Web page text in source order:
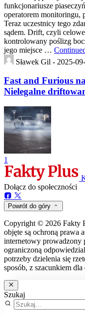
funkcjonariusze
operatorem monitoringu,
Teraz uczestnicy tego
sądem. Drift, czyli
kontrolowany poślizg
jego miejsce …
Sławek Gil - 2025-
Fast and Furious
Nielegalne
1
Dołącz do społeczności
Powrót do góry
Copyright © 2026 Fakty
objęte są ochroną prawa
internetowy prowadzony
ograniczoną
potrzeby dzielenia się
sposób, z szacunkiem
Szukaj